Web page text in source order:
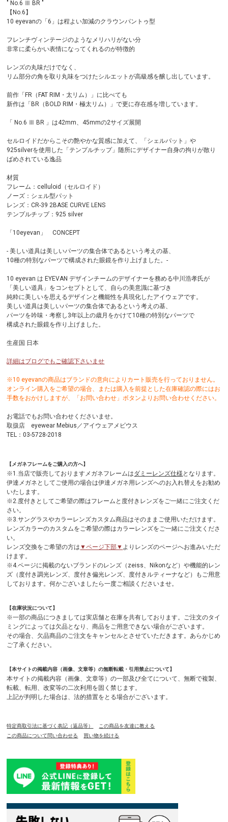
" No.6 Ⅲ BR "
【No.6】
10 eyevanの「6」は程よい加減のクラウンパントゥ型
フレンチヴィンテージのようなメリハリがない分
非常に柔らかい表情になってくれるのが特徴的
レンズの丸味だけでなく、
リム部分の角を取り丸味をつけたシルエットが高級感を醸し出しています。
前作「FR（FAT RIM・太リム）」に比べても
新作は「BR（BOLD RIM・極太リム）」で更に存在感を増しています。
「 No.6 Ⅲ BR 」は42mm、45mmの2サイズ展開
セルロイドだからこその艶やかな質感に加えて、「シェルパット」や
925silverを使用した「テンプルチップ」随所にデザイナー自身の拘りが散り
ばめされている逸品
材質
フレーム：celluloid（セルロイド）
ノーズ：シェル型パット
レンズ：CR-39 2BASE CURVE LENS
テンプルチップ：925 silver
「10eyevan」 CONCEPT
- 美しい道具は美しいパーツの集合体であるという考えの基、
10種の特別なパーツで構成された眼鏡を作り上げました。-
10 eyevan は EYEVAN デザインチームのデザイナーを務める中川浩孝氏が
「美しい道具」をコンセプトとして、自らの美意識に基づき
純粋に美しいを思えるデザインと機能性を具現化したアイウェアです。
美しい道具は美しいパーツの集合体であるという考えの基、
パーツを吟味・考察し3年以上の歳月をかけて10種の特別なパーツで
構成された眼鏡を作り上げました。
生産国 日本
詳細はブログでもご確認下さいませ
※10 eyevanの商品はブランドの意向によりカート販売を行っておりません。
オンライン購入をご希望の場合、または購入を前提とした在庫確認の際にはお
手数をおかけしますが、「お問い合わせ」ボタンよりお問い合わせください。
お電話でもお問い合わせくださいませ。
取扱店 eyewear Mebius／アイウェアメビウス
TEL：03-5728-2018
【メガネフレームをご購入の方へ】
※1.当店で販売しておりますメガネフレームはダミーレンズ仕様 となります。
伊達メガネとしてご使用の場合は伊達メガネ用レンズへのお入れ替えをお勧め
いたします。
※2.度付きとしてご希望の際はフレームと度付きレンズをご一緒にご注文くだ
さい。
※3.サングラスやカラーレンズカスタム商品はそのままご使用いただけます。
レンズカラーのカスタムをご希望の際はカラーレンズをご一緒にご注文くださ
い。
レンズ交換をご希望の方は ▼ページ下部▼ よりレンズのページへお進みいただ
けます。
※4.ページに掲載のないブランドのレンズ（zeiss、Nikonなど）や機能的レン
ズ（度付き調光レンズ、度付き偏光レンズ、度付きルティーナなど）もご用意
しております。何かございましたら一度ご相談くださいませ。
【在庫状況について】
※一部の商品につきましては実店舗と在庫を共有しております。ご注文のタイ
ミングによっては欠品となり、商品をご用意できない場合がございます。
その場合、欠品商品のご注文をキャンセルとさせていただきます。あらかじめ
ご了承ください。
【本サイトの掲載内容（画像、文章等）の無断転載・引用禁止について】
本サイトの掲載内容（画像、文章等）の一部及び全てについて、無断で複製、
転載、転用、改変等の二次利用を固く禁じます。
上記が判明した場合は、法的措置をとる場合がございます。
特定商取引法に基づく表記（返品等）
この商品を友達に教える
この商品について問い合わせる
買い物を続ける